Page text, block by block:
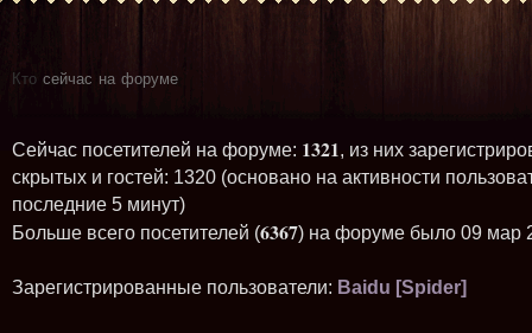
Кто сейчас на форуме
Сейчас посетителей на форуме: 1321, из них
скрытых и гостей: 1320 (основано на активности
последние 5 минут)
Больше всего посетителей (6367) на форуме было 09 мар
Зарегистрированные пользователи: Baidu [Spider]